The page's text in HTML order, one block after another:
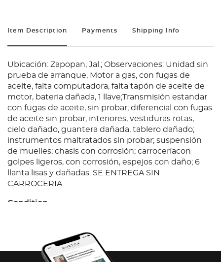
Item Description Payments Shipping Info
Ubicación: Zapopan, Jal.; Observaciones: Unidad sin
prueba de arranque, Motor a gas, con fugas de
aceite, falta computadora, falta tapón de aceite de
motor, bateria dañada, 1 llave;Transmisión estandar
con fugas de aceite, sin probar; diferencial con fugas
de aceite sin probar; interiores, vestiduras rotas,
cielo dañado, guantera dañada, tablero dañado;
instrumentos maltratados sin probar; suspensión
de muelles; chasis con corrosión; carroceríacon
golpes ligeros, con corrosión, espejos con daño; 6
llanta lisas y dañadas. SE ENTREGA SIN
CARROCERIA
Condition
prueba de arranque, Motor a gas, con fugas de
aceite, falta computadora, falta tapón de aceite de
motor, bateria dañada, 1 llave;Transmisión estandar